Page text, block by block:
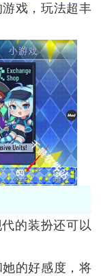
戏，玩法超丰
的装扮还可以
的好感度，将